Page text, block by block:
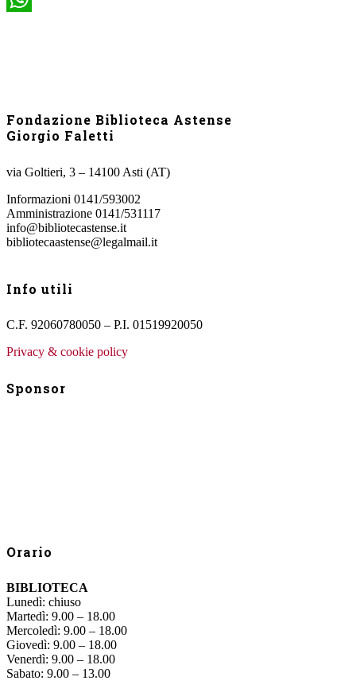
Fondazione Biblioteca Astense
Giorgio Faletti
via Goltieri, 3 – 14100 Asti (AT)
Informazioni 0141/593002
Amministrazione 0141/531117
info@bibliotecastense.it
bibliotecaastense@legalmail.it
Info utili
C.F. 92060780050 – P.I. 01519920050
Privacy & cookie policy
Sponsor
Orario
BIBLIOTECA
Lunedì: chiuso
Martedì: 9.00 – 18.00
Mercoledì: 9.00 – 18.00
Giovedì: 9.00 – 18.00
Venerdì: 9.00 – 18.00
Sabato: 9.00 – 13.00